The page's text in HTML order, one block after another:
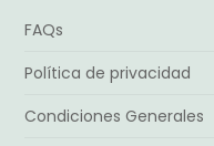
FAQs
Política de privacidad
Condiciones Generales